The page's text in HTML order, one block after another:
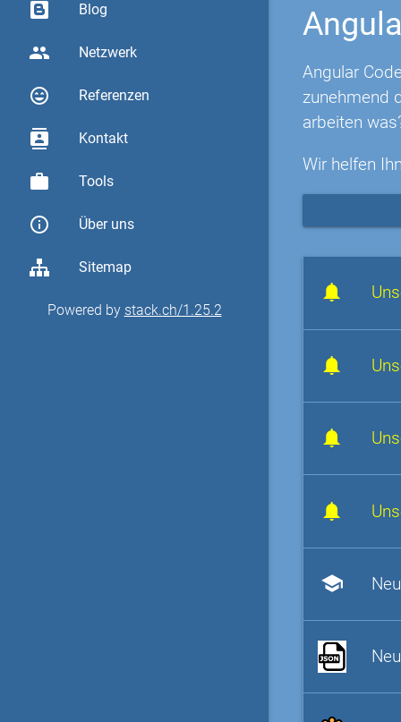
Blog
group Netzwerk
sentiment_very_satisfied Referenzen
contacts Kontakt
work Tools
info_outline Über uns
Sitemap
Powered by stack.ch/1.25.2
Angular
zunehmend
arbeiten
Wir helfen
school